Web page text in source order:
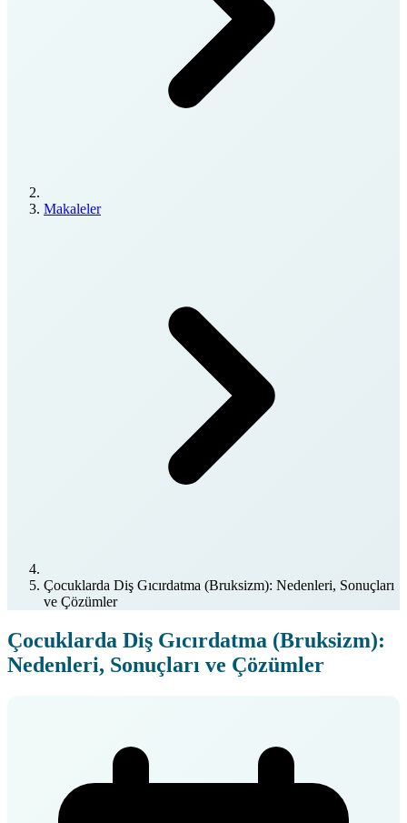
Makaleler
Çocuklarda Diş Gıcırdatma (Bruksizm): Nedenleri, Sonuçları
ve Çözümler
Çocuklarda Diş Gıcırdatma (Bruksizm):
Nedenleri, Sonuçları ve Çözümler